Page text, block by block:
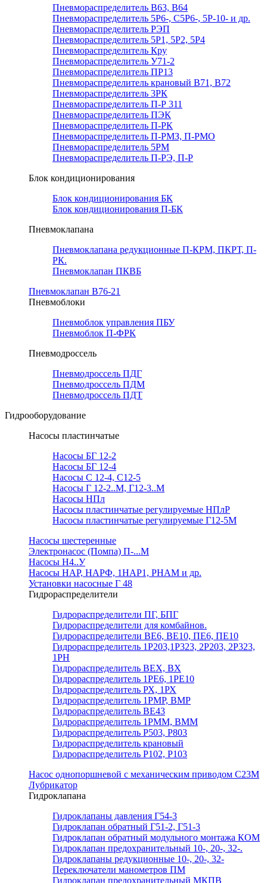
Пневмораспределитель В63, В64
Пневмораспределитель 5Р6-, С5Р6-, 5Р-10- и др.
Пневмораспределитель РЭП
Пневмораспределитель 5Р1, 5Р2, 5Р4
Пневмораспределитель Кру
Пневмораспределитель У71-2
Пневмораспределитель ПР13
Пневмораспределитель крановый В71, В72
Пневмораспределитель 3РК
Пневмораспределитель П-Р 311
Пневмораспределитель ПЭК
Пневмораспределитель П-РК
Пневмораспределитель П-РМЗ, П-РМО
Пневмораспределитель 5РМ
Пневмораспределитель П-РЭ, П-Р
Блок кондиционирования
Блок кондиционирования БК
Блок кондиционирования П-БК
Пневмоклапана
Пневмоклапана редукционные П-КРМ, ПКРТ, П-
РК.
Пневмоклапан ПКВБ
Пневмоклапан В76-21
Пневмоблоки
Пневмоблок управления ПБУ
Пневмоблок П-ФРК
Пневмодроссель
Пневмодроссель ПДГ
Пневмодроссель ПДМ
Пневмодроссель ПДТ
Гидрооборудование
Насосы пластинчатые
Насосы БГ 12-2
Насосы БГ 12-4
Насосы С 12-4, С12-5
Насосы Г 12-2..М, Г12-3..М
Насосы НПл
Насосы пластинчатые регулируемые НПлР
Насосы пластинчатые регулируемые Г12-5М
Насосы шестеренные
Электронасос (Помпа) П-...М
Насосы Н4..У
Насосы НАР, НАРФ, 1НАР1, РНАМ и др.
Установки насосные Г 48
Гидрораспределители
Гидрораспределители ПГ, БПГ
Гидрораспределители для комбайнов.
Гидрораспределители ВЕ6, ВЕ10, ПЕ6, ПЕ10
Гидрораспределитель 1Р203,1Р323, 2Р203, 2Р323,
1РН
Гидрораспределитель ВЕХ, ВХ
Гидрораспределитель 1РЕ6, 1РЕ10
Гидрораспределитель РХ, 1РХ
Гидрораспределитель 1РМР, ВМР
Гидрораспределитель ВЕ43
Гидрораспределитель 1РММ, ВММ
Гидрораспределитель Р503, Р803
Гидрораспределитель крановый
Гидрораспределитель Р102, Р103
Насос однопоршневой с механическим приводом С23М
Лубрикатор
Гидроклапана
Гидроклапаны давления Г54-3
Гидроклапан обратный Г51-2, Г51-3
Гидроклапан обратный модульного монтажа КОМ
Гидроклапан предохранительный 10-, 20-, 32-.
Гидроклапаны редукционные 10-, 20-, 32-
Переключатели манометров ПМ
Гидроклапан предохранительный МКПВ